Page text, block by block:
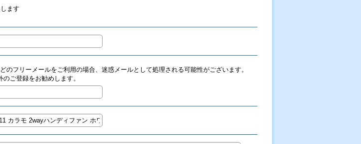
ます
のフリーメールをご利用の場合、迷惑メールとして処理される可能性がございます。
のご登録をお勧めします。